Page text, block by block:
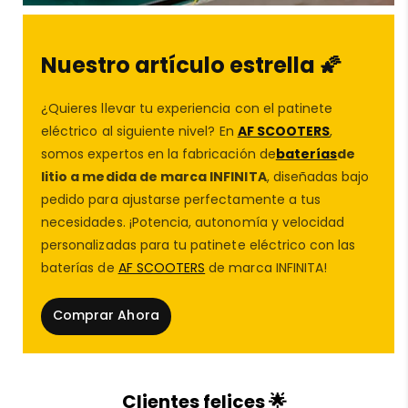
trayecto
La luz de giro trasera izquierda es un elemento clave
para comunicar maniobras y cambios de dirección,
especialmente en conducción urbana o en entornos
con tráfico. Una cubierta dañada, rota o perdida
reduce la visibilidad del intermitente y puede afectar
directamente a la seguridad del conductor.
Por eso, enAF SCOOTERS
inmediatamente este tipo de
restaurar el funcionamiento correcto del intermitente
Nuestro artículo estrella 🌠
¿Quieres llevar tu experiencia con el patinete
eléctrico al siguiente nivel? En AF SCOOTERS,
somos expertos en la fabricación debateríasde
litio a medida de marca INFINITA, diseñadas bajo
pedido para ajustarse perfectamente a tus
necesidades. ¡Potencia, autonomía y velocidad
personalizadas para tu patinete eléctrico con las
baterías de AF SCOOTERS de marca INFINITA!
Comprar Ahora
Clientes felices 🌟